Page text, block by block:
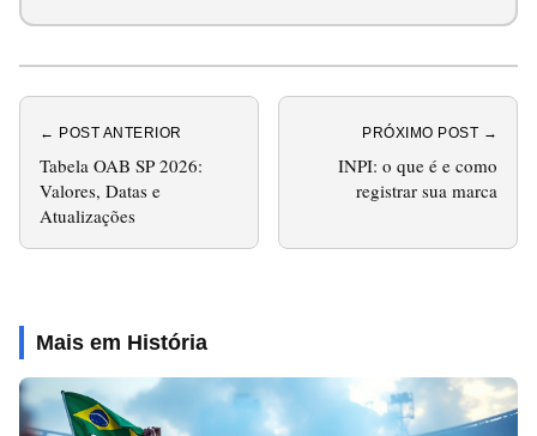
← POST ANTERIOR
Tabela OAB SP 2026:
Valores, Datas e
Atualizações
PRÓXIMO POST →
INPI: o que é e como
registrar sua marca
Mais em História